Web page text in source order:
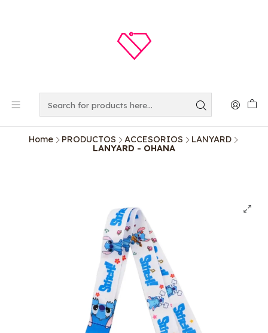
Home PRODUCTOS ACCESORIOS
LANYARD
LANYARD - OHANA